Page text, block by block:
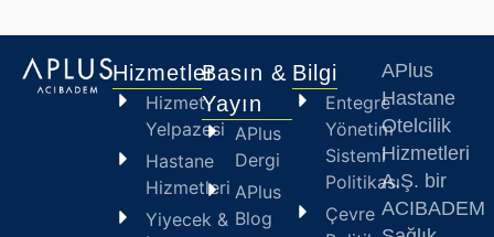
Hizmetler
Hizmet
Yelpazesi
Hastane
Hizmetleri
Yiyecek &
Basın &
Yayın
APlus
Dergi
APlus
Blog
Bilgi
Entegre
Yönetim
Sistemi
Politikası
Çevre
APlus
Hastane
Otelcilik
Hizmetleri
A.Ş. bir